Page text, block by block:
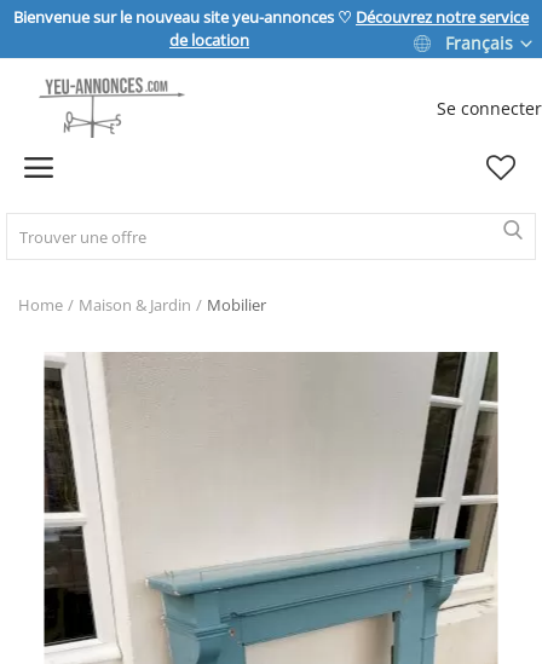
Bienvenue sur le nouveau site yeu-annonces ♡ Découvrez notre service
de location
Français
Se connecter
Home
IMMOBILIER
MAISON & JARDIN
SPORT & LOISIRS
VÉHICULE
SERVICE
Home Maison & Jardin Mobilier